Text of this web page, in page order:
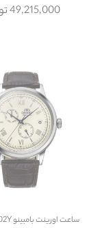
49,215,000 تومان
ساعتاورینت بامبینو RA-AK0702Y